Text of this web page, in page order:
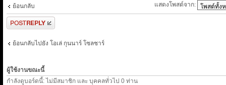
ย้อนกลับ แสดงโพสต์จาก:
ตอบกระทู้
ย้อนกลับไปยัง โอเล่ กุนนาร์ โซลชาร์
ผู้ใช้งานขณะนี้
กำลังดูบอร์ดนี้: ไม่มีสมาชิก และ บุคคลทั่วไป 0 ท่าน